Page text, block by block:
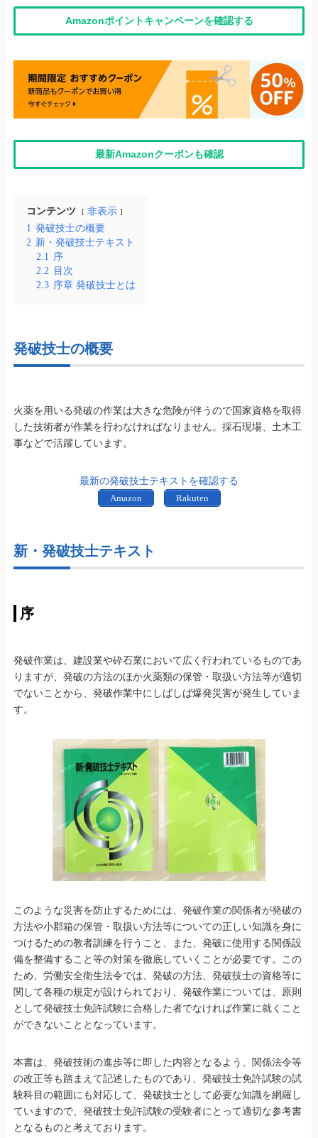
Amazonポイントキャンペーンを確認する
最新Amazonクーポンも確認
コンテンツ
非表示
1 発破技士の概要
2 新・発破技士テキスト
2.1 序
2.2 目次
2.3 序章 発破技士とは
発破技士の概要
火薬を用いる発破の作業は大きな危険が伴うので国家資格を取得
した技術者が作業を行わなければなりません。採石現場、土木工
事などで活躍しています。
最新の発破技士テキストを確認する
Amazon
Rakuten
新・発破技士テキスト
序
発破作業は、建設業や砕石業において広く行われているものであ
りますが、発破の方法のほか火薬類の保管・取扱い方法等が適切
でないことから、発破作業中にしばしば爆発災害が発生していま
す。
このような災害を防止するためには、発破作業の関係者が発破の
方法や小郡箱の保管・取扱い方法等についての正しい知識を身に
つけるための教者訓練を行うこと、また、発破に使用する関係設
備を整備すること等の対策を徹底していくことが必要です。この
ため、労働安全衛生法令では、発破の方法、発破技士の資格等に
関して各種の規定が設けられており、発破作業については、原則
として発破技士免許試験に合格した者でなければ作業に就くこと
ができないこととなっています。
本書は、発破技術の進歩等に即した内容となるよう、関係法令等
の改正等も踏まえて記述したものであり、発破技士免許試験の試
験科目の範囲にも対応して、発破技士として必要な知識を網羅し
ていますので、発破技士免許試験の受験者にとって適切な参考書
となるものと考えております。